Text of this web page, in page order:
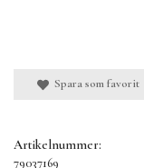
Spara som favorit
Artikelnummer:
79037169